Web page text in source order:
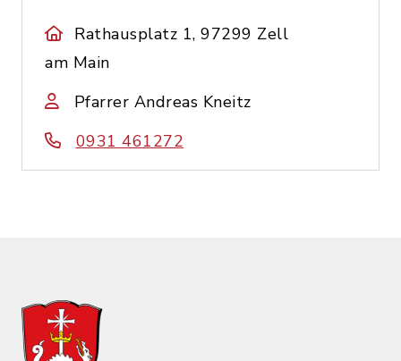
Rathausplatz 1, 97299 Zell
am Main
Pfarrer Andreas Kneitz
0931 461272